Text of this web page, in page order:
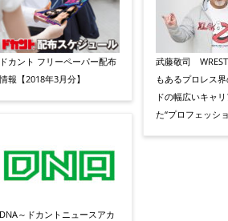
ドカント フリーペーパー配布
報【2018年3月分】
DNA～ドカントニュースアカ
武藤敬司
もあるプロレス
ドの幅広いキャ
た“プロフェッシ